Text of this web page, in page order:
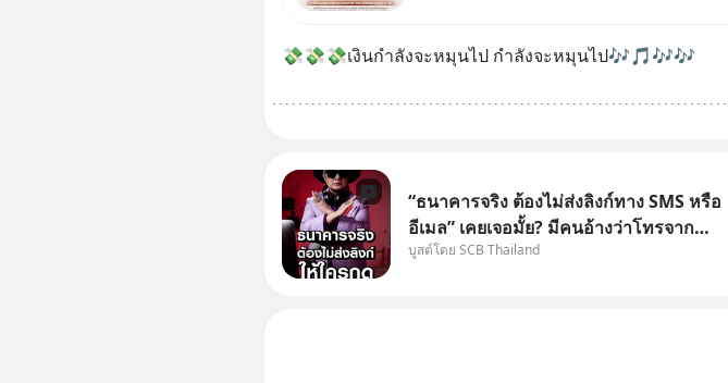
💸💸💸เงินกำลังจะหมุนไป กำลังจะหมุนไป🎶🎵🎶🎶
“ธนาคารจริง ต้องไม่ส่งลิงก์ทาง SMS หรือ
อีเมล” เคยเจอมั้ย? มีคนอ้างว่าโทรจาก
ธนาคาร บอกว่าบัญชีมีปัญหา แล้วให้กดลิงก์
บูสต์โดย SCB Thailand